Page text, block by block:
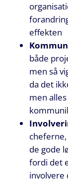
effekten
både
men så
da det
men
de gode
fordi det
involvere